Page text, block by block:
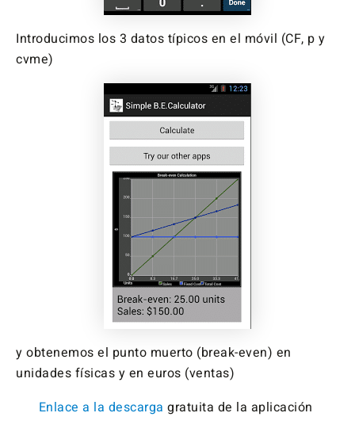
Introducimos los 3 datos típicos en el móvil (CF, p y
cvme)
y obtenemos el punto muerto (break-even) en
unidades físicas y en euros (ventas)
Enlace a la descarga gratuita de la aplicación